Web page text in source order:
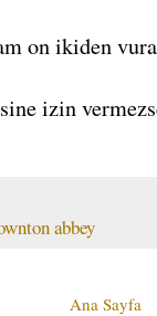
on ikiden
izin
abbey
Ana Sayfa